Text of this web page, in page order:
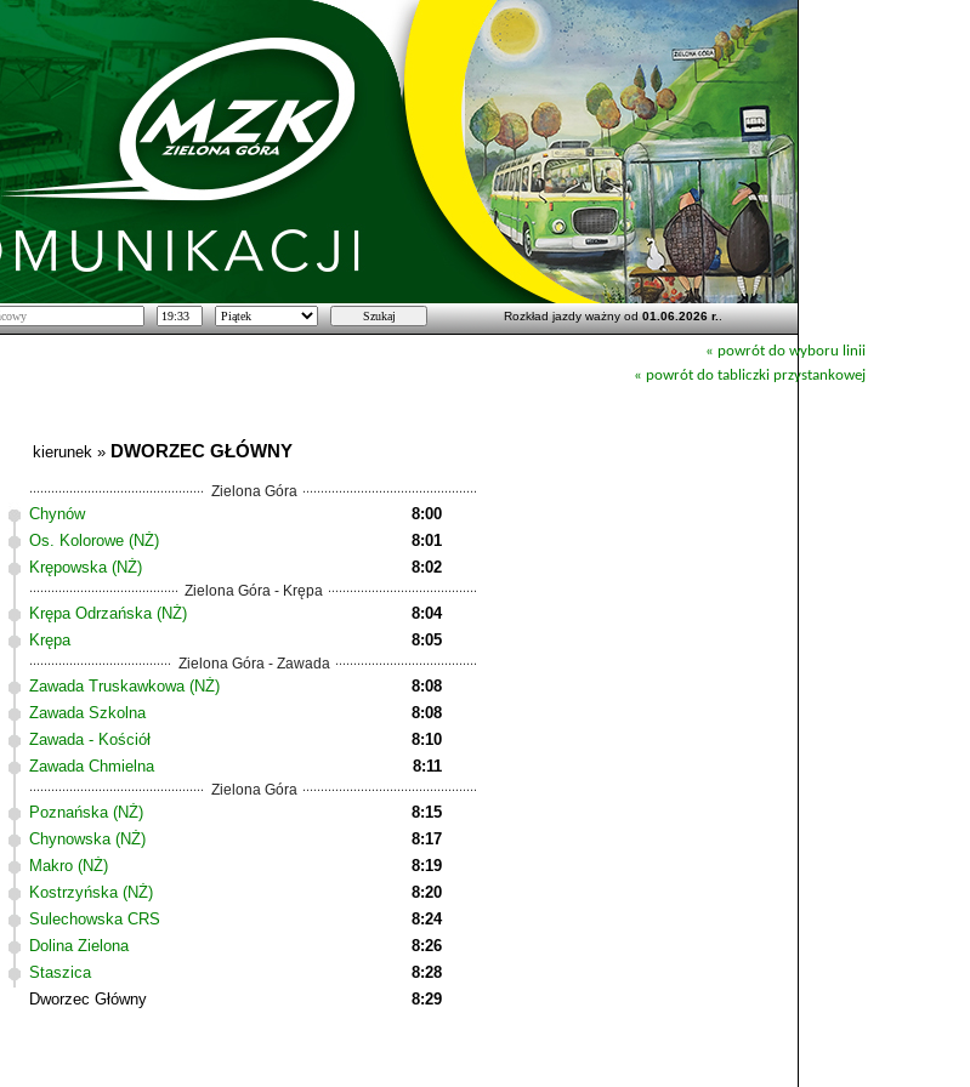
Rozkład jazdy ważny od01.06.2026 r..
« powrót do wyboru linii
« powrót do tabliczki przystankowej
kierunek » DWORZEC GŁÓWNY
Zielona Góra
Chynów 8:00
Os. Kolorowe (NŻ)
8:01
Krępowska (NŻ)
8:02
Zielona Góra - Krępa
Krępa Odrzańska (NŻ)
8:04
Krępa
8:05
Zielona Góra - Zawada
Zawada Truskawkowa (NŻ)
8:08
Zawada Szkolna
8:08
Zawada - Kościół
8:10
Zawada Chmielna 8:11
Zielona Góra
Poznańska (NŻ)
8:15
Chynowska (NŻ)
8:17
Makro (NŻ) 8:19
Kostrzyńska (NŻ) 8:20
Sulechowska CRS
8:24
Dolina Zielona
8:26
Staszica 8:28
Dworzec Główny 8:29